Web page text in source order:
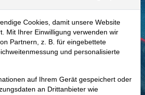
–Lincoln National
Cookies, damit unsere Website
Mit Ihrer Einwilligung verwenden wir
Partnern, z. B. für eingebettete
und personalisierte
auf Ihrem Gerät gespeichert oder
an Drittanbieter wie